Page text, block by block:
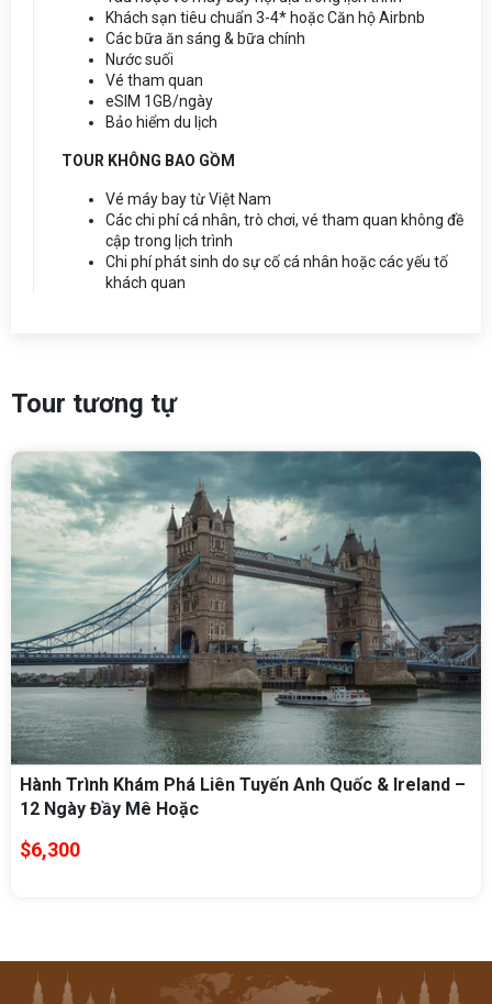
Khách sạn tiêu chuẩn 3-4* hoặc Căn hộ Airbnb
Các bữa ăn sáng & bữa chính
Nước suối
Vé tham quan
eSIM 1GB/ngày
Bảo hiểm du lịch
TOUR KHÔNG BAO GỒM
Vé máy bay từ Việt Nam
Các chi phí cá nhân, trò chơi, vé tham quan không đề
cập trong lịch trình
Chi phí phát sinh do sự cố cá nhân hoặc các yếu tố
khách quan
Tour tương tự
Hành Trình Khám Phá Liên Tuyến Anh Quốc & Ireland –
12 Ngày Đầy Mê Hoặc
$6,300